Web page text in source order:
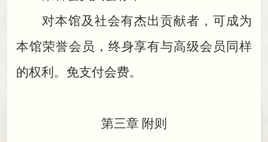
对本馆及社会有杰出贡献者 ， 可成为
本馆荣誉会员，终身享有与高级会员同样
的权利 。 免支付会费。
第三章 附则